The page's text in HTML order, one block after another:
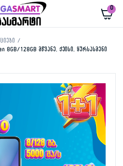
0
8GB/128GB მწვანე, ქეისი, ყურსასმენი